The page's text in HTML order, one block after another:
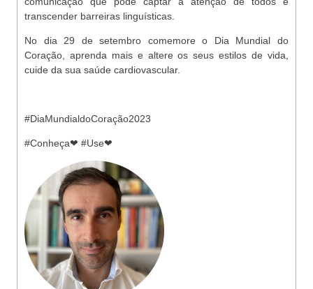
transcender barreiras linguísticas.
No dia 29 de setembro comemore o Dia Mundial do
Coração, aprenda mais e altere os seus estilos de vida,
cuide da sua saúde cardiovascular.
#DiaMundialdoCoração2023
#Conheça❤ #Use❤